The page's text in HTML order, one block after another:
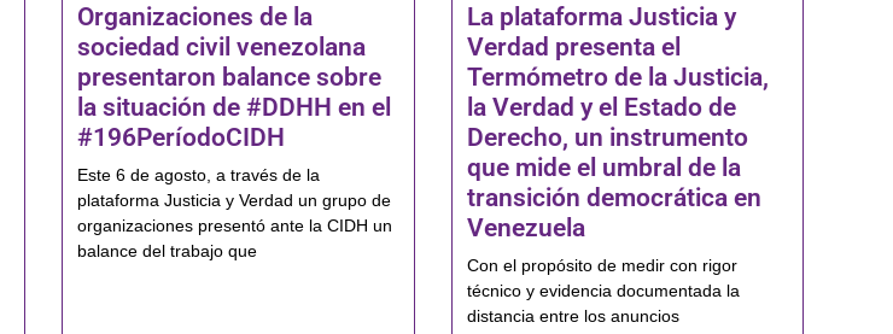
Organizaciones de la
sociedad civil venezolana
presentaron balance sobre
la situación de #DDHH en el
#196PeríodoCIDH
Este 6 de agosto, a través de la
plataforma Justicia y Verdad un grupo de
organizaciones presentó ante la CIDH un
balance del trabajo que
La plataforma Justicia y
Verdad presenta el
Termómetro de la Justicia,
la Verdad y el Estado de
Derecho, un instrumento
que mide el umbral de la
transición democrática en
Venezuela
Con el propósito de medir con rigor
técnico y evidencia documentada la
distancia entre los anuncios